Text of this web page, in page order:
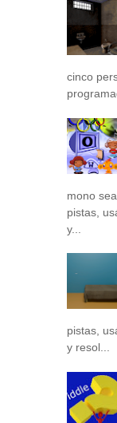
cinco
mono
pistas,
y...
pistas,
y resol...